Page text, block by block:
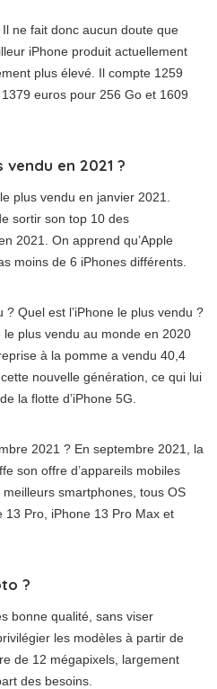
ne fait donc aucun doute que
iPhone produit actuellement
plus élevé. Il compte 1259
euros pour 256 Go et 1609
vendu en 2021 ?
plus vendu en janvier 2021.
sortir son top 10 des
2021. On apprend qu’Apple
moins de 6 iPhones différents.
? Quel est l’iPhone le plus vendu ?
le plus vendu au monde en 2020
à la pomme a vendu 40,4
nouvelle génération, ce qui lui
la flotte d’iPhone 5G.
2021 ? En septembre 2021, la
son offre d’appareils mobiles
smartphones, tous OS
13 Pro, iPhone 13 Pro Max et
?
bonne qualité, sans viser
les modèles à partir de
de 12 mégapixels, largement
des besoins.